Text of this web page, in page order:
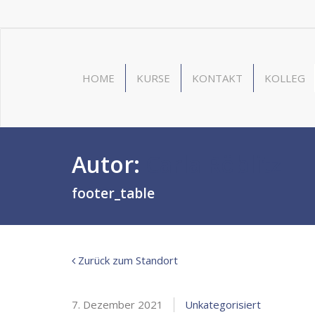
HOME KURSE KONTAKT KOLLEG
Autor:
footer_table
Zurück zum Standort
7. Dezember 2021 Unkategorisiert